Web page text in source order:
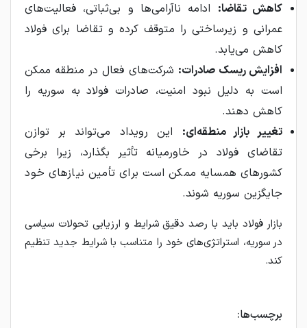
کاهش تقاضا: ادامه ناآرامی‌ها و بی‌ثباتی، فعالیت‌های
عمرانی و زیرساختی را متوقف کرده و تقاضا برای فولاد
کاهش می‌یابد.
افزایش ریسک صادرات: شرکت‌های فعال در منطقه ممکن
است به دلیل نبود امنیت، صادرات فولاد به سوریه را
کاهش دهند.
تغییر بازار منطقه‌ای: این رویداد می‌تواند بر توازن
تقاضای فولاد در خاورمیانه تأثیر بگذارد، زیرا برخی
کشورهای همسایه ممکن است برای تأمین نیازهای خود
جایگزین سوریه شوند.
بازار فولاد باید با رصد دقیق شرایط و ارزیابی تحولات سیاسی
در سوریه، استراتژی‌های خود را متناسب با شرایط جدید تنظیم
کند.
برچسب‌ها: